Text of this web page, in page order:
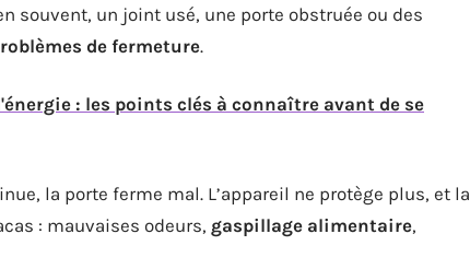
souvent, un joint usé, une porte obstruée ou des
de fermeture.
: les points clés à connaître avant de se
la porte ferme mal. L’appareil ne protège plus, et la
: mauvaises odeurs, gaspillage alimentaire,